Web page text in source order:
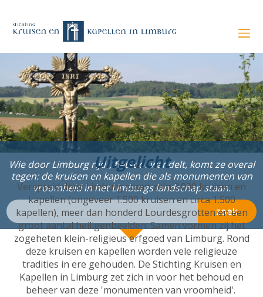
Wie door Limburg rijdt, fietst of wandelt, komt ze overal
tegen: de kruisen en kapellen die als monumenten van
vroomheid in het Limburgs landschap staan.
zoek
Uitgelicht
Verspreid door Limburg staan zo'n 3.000 kruisen en
kapellen (ongeveer 1.500 kruisen en circa 1.500
kapellen), meer dan honderd Lourdesgrotten en een
groot aantal heiligenbeelden. Samen vormen zij het
zogeheten klein-religieus erfgoed van Limburg. Rond
deze kruisen en kapellen worden vele religieuze
tradities in ere gehouden. De Stichting Kruisen en
Kapellen in Limburg zet zich in voor het behoud en
beheer van deze 'monumenten van vroomheid'.